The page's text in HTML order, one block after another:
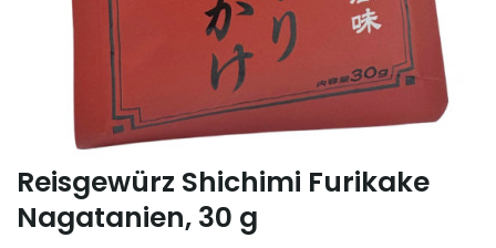
Reisgewürz Shichimi Furikake
Nagatanien, 30 g